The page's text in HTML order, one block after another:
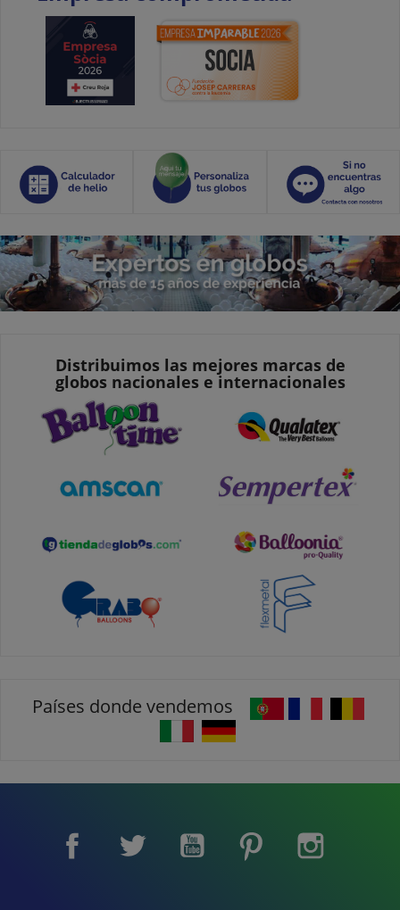
Distribuimos las mejores marcas de
globos nacionales e internacionales
Países donde vendemos
Facebook Twitter YouTube Pinterest